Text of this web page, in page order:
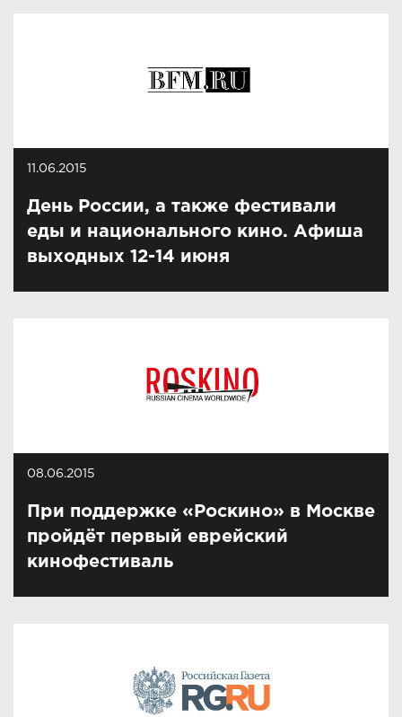
11.06.2015
День России, а также фестивали
еды и национального кино. Афиша
выходных 12-14 июня
08.06.2015
При поддержке «Роскино» в Москве
пройдёт первый еврейский
кинофестиваль